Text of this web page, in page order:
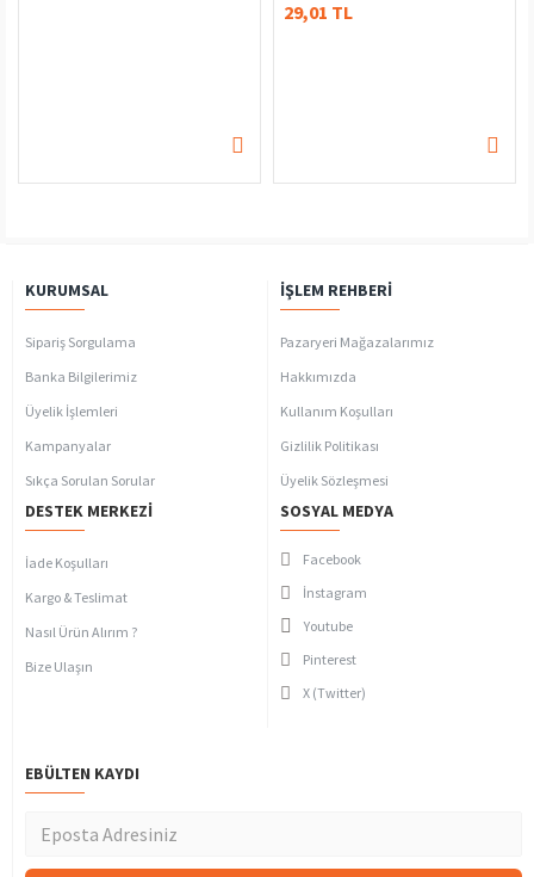
29,01 TL
KURUMSAL
Sipariş Sorgulama
Banka Bilgilerimiz
Üyelik İşlemleri
Kampanyalar
Sıkça Sorulan Sorular
İŞLEM REHBERI
Pazaryeri Mağazalarımız
Hakkımızda
Kullanım Koşulları
Gizlilik Politikası
Üyelik Sözleşmesi
DESTEK MERKEZI
İade Koşulları
Kargo & Teslimat
Nasıl Ürün Alırım ?
Bize Ulaşın
SOSYAL MEDYA
Facebook
İnstagram
Youtube
Pinterest
X (Twitter)
EBÜLTEN KAYDI